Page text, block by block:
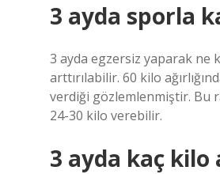
3 ayda sporla
3 ayda egzersiz yaparak ne
arttırılabilir. 60 kilo
verdiği gözlemlenmiştir. Bu
24-30 kilo verebilir.
3 ayda kaç kilo